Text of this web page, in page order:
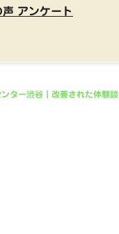
アンケート
ター渋谷｜改善された体験談